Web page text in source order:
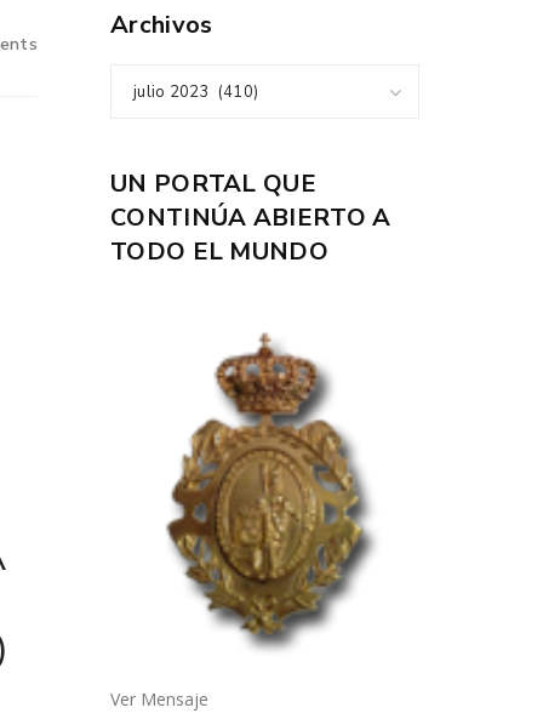
Archivos
julio 2023 (410)
UN PORTAL QUE
CONTINÚA ABIERTO A
TODO EL MUNDO
Ver Mensaje